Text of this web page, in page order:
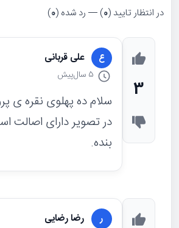
در انتظار تایید (0) — رد شده (0
)
3
ع علی قربانی
5 سال پیش
سلام ده پهلوی نقره ی
در تصویر دارای اصالت
بنده.
ر رضا رضایی